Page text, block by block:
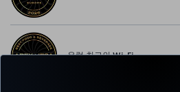
유럽 최고의 Wi-Fi